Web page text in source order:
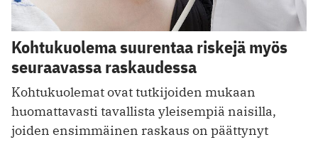
Kohtukuolema suurentaa riskejä myös
seuraavassa raskaudessa
Kohtukuolemat ovat tutkijoiden mukaan
huomattavasti tavallista yleisempiä naisilla,
joiden ensimmäinen raskaus on päättynyt